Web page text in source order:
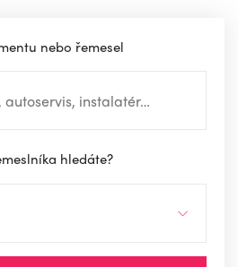
nebo řemesel
hledáte?